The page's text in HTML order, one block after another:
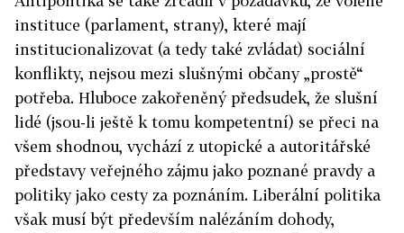
instituce (parlament, strany), které mají
institucionalizovat (a tedy také zvládat) sociální
konflikty, nejsou mezi slušnými občany „prostě“
potřeba. Hluboce zakořeněný předsudek, že slušní
lidé (jsou-li ještě k tomu kompetentní) se přeci na
všem shodnou, vychází z utopické a autoritářské
představy veřejného zájmu jako poznané pravdy a
politiky jako cesty za poznáním. Liberální politika
však musí být především nalézáním dohody,